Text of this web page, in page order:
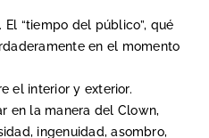
“tiempo del público”, qué
en el momento
el interior y exterior.
en la manera del Clown,
ingenuidad, asombro,